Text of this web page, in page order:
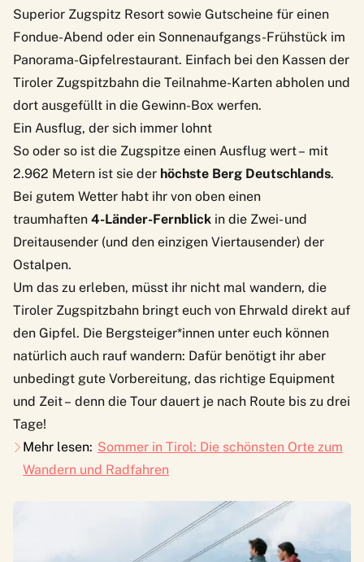
Superior Zugspitz Resort sowie Gutscheine für einen
Fondue-Abend oder ein Sonnenaufgangs-Frühstück im
Panorama-Gipfelrestaurant. Einfach bei den Kassen der
Tiroler Zugspitzbahn die Teilnahme-Karten abholen und
dort ausgefüllt in die Gewinn-Box werfen.
Ein Ausflug, der sich immer lohnt
So oder so ist die Zugspitze einen Ausflug wert – mit
2.962 Metern ist sie der höchste Berg Deutschlands.
Bei gutem Wetter habt ihr von oben einen
traumhaften 4-Länder-Fernblick in die Zwei- und
Dreitausender (und den einzigen Viertausender) der
Ostalpen.
Um das zu erleben, müsst ihr nicht mal wandern, die
Tiroler Zugspitzbahn bringt euch von Ehrwald direkt auf
den Gipfel. Die Bergsteiger*innen unter euch können
natürlich auch rauf wandern: Dafür benötigt ihr aber
unbedingt gute Vorbereitung, das richtige Equipment
und Zeit – denn die Tour dauert je nach Route bis zu drei
Tage!
Mehr lesen: Sommer in Tirol: Die schönsten Orte zum
Wandern und Radfahren